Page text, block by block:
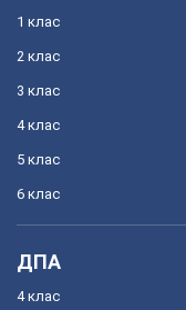
1 клас
2 клас
3 клас
4 клас
5 клас
6 клас
ДПА
4 клас